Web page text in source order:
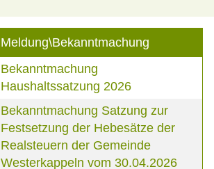
Meldung\Bekanntmachung
Bekanntmachung
Haushaltssatzung 2026
Bekanntmachung Satzung zur
Festsetzung der Hebesätze der
Realsteuern der Gemeinde
Westerkappeln vom 30.04.2026